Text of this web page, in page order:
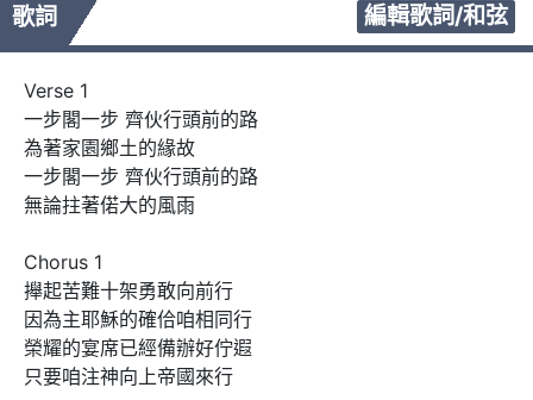
歌詞 編輯歌詞/和弦
Verse 1
一步閣一步 齊伙行頭前的路
為著家園鄉土的緣故
一步閣一步 齊伙行頭前的路
無論拄著偌大的風雨
Chorus 1
攑起苦難十架勇敢向前行
因為主耶穌的確佮咱相同行
榮耀的宴席已經備辦好佇遐
只要咱注神向上帝國來行